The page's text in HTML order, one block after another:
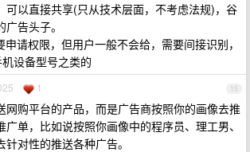
可以直接共享(只从技术层面，不考虑法规)，谷
告头子。
请权限，但用户一般不会给，需要间接识别，
设备型号之类的
15
1
网购平台的产品，而是广告商按照你的画像去推
广单，比如说按照你画像中的程序员、理工男、
对性的推送各种广告。